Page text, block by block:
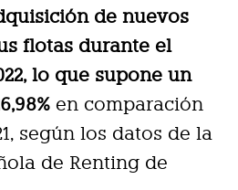
de nuevos
flotas durante el
lo que supone un
en comparación
según los datos de la
de Renting de